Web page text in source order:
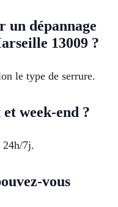
un dépannage
13009 ?
le type de serrure.
week-end ?
24h/7j.
vous